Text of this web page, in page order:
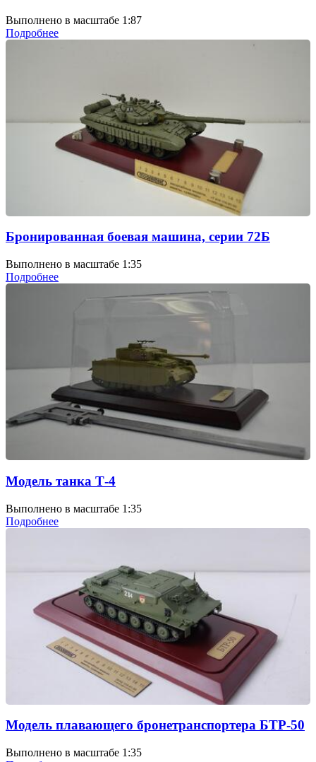
Выполнено в масштабе 1:87
Подробнее
Бронированная боевая машина, серии 72Б
Выполнено в масштабе 1:35
Подробнее
Модель танка Т-4
Выполнено в масштабе 1:35
Подробнее
Модель плавающего бронетранспортера БТР-50
Выполнено в масштабе 1:35